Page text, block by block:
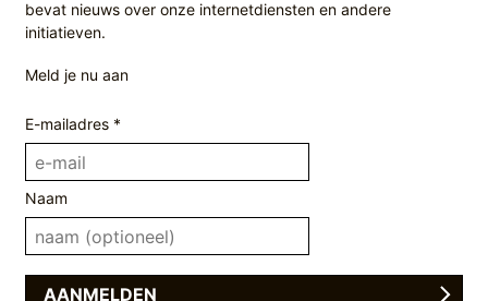
bevat nieuws over onze internetdiensten en andere
initiatieven.
Meld je nu aan
E-mailadres *
Naam